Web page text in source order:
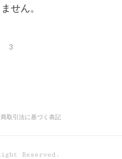
せん。
3
取引法に基づく表記
Reserved.